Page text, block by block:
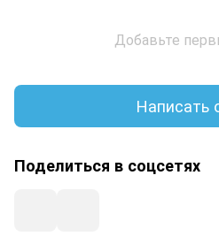
Добавьте
Написать
Поделиться в соцсетях